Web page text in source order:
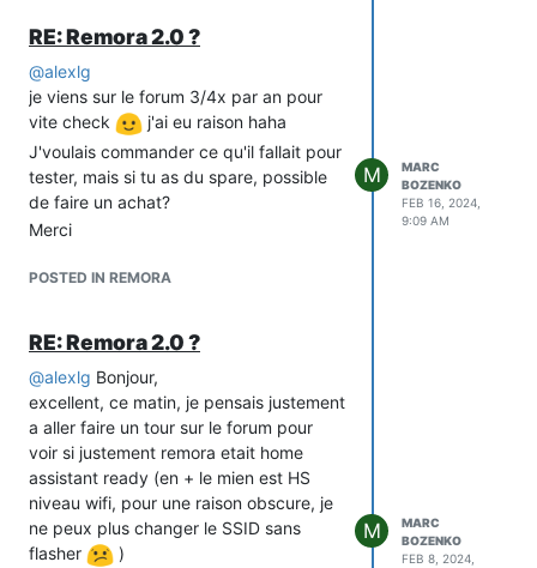
RE: Remora 2.0 ?
@alexlg
je viens sur le forum 3/4x par an pour
vite check
j'ai eu raison haha
J'voulais commander ce qu'il fallait pour
tester, mais si tu as du spare, possible
de faire un achat?
Merci
POSTED IN REMORA
M
MARC
BOZENKO
FEB 16, 2024,
9:09 AM
RE: Remora 2.0 ?
@alexlg Bonjour,
excellent, ce matin, je pensais justement
a aller faire un tour sur le forum pour
voir si justement remora etait home
assistant ready (en + le mien est HS
niveau wifi, pour une raison obscure, je
ne peux plus changer le SSID sans
flasher
)
M
MARC
BOZENKO
FEB 8, 2024,